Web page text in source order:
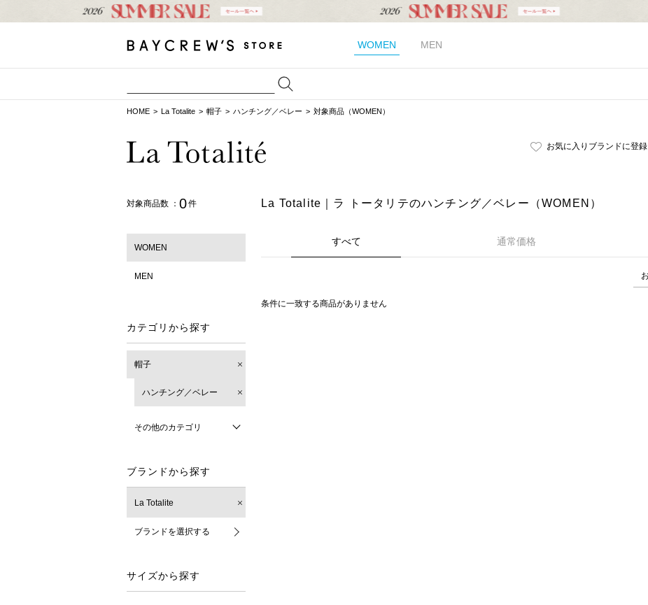
WOMEN MEN
HOME La Totalite 帽子 ハンチング／ベレー 対象商品（WOMEN）
お気に入りブランドに登録
対象商品数 ： 0件
WOMEN
MEN
カテゴリから探す
帽子
ハンチング／ベレー
その他のカテゴリ
ブランドから探す
La Totalite
ブランドを選択する
サイズから探す
La Totalite｜ラ トータリテのハンチング／ベレー（WOMEN）
すべて 通常価格
条件に一致する商品がありません